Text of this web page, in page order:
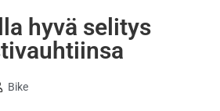
hyvä selitys
Bike